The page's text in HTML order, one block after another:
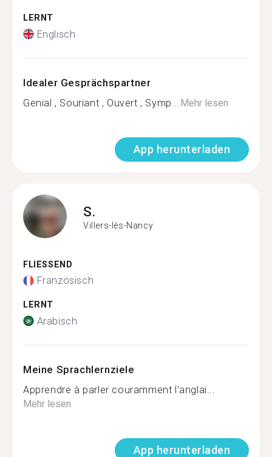
LERNT
Englisch
Idealer Gesprächspartner
Genial , Souriant , Ouvert , Symp... Mehr lesen
App herunterladen
S.
Villers-lès-Nancy
FLIESSEND
Französisch
LERNT
Arabisch
Meine Sprachlernziele
Apprendre à parler couramment l'anglai...
Mehr lesen
App herunterladen